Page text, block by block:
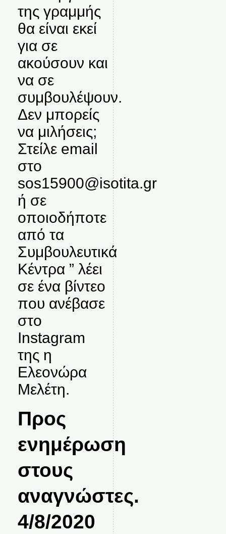
της γραμμής
θα είναι εκεί
για σε
ακούσουν και
να σε
συμβουλέψουν.
Δεν μπορείς
να μιλήσεις;
Στείλε email
στο
sos15900@isotita.gr
ή σε
οποιοδήποτε
από τα
Συμβουλευτικά
Κέντρα ” λέει
σε ένα βίντεο
που ανέβασε
στο
Instagram
της η
Ελεονώρα
Μελέτη.
Προς
ενημέρωση
στους
αναγνώστες.
4/8/2020